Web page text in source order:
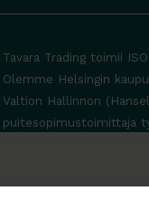
Tavara Trading toimii
Olemme Helsingin
Valtion Hallinnon
puitesopimustoimittaja